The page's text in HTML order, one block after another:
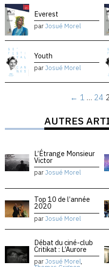
Everest
parJosué Morel
Youth
parJosué Morel
← 1 … 24
AUTRES
L’Étrange Monsieur
Victor
parJosué Morel
Top 10 de l’année
2020
parJosué Morel
Débat du ciné-club
Critikat : L’Aurore
parJosué Morel,